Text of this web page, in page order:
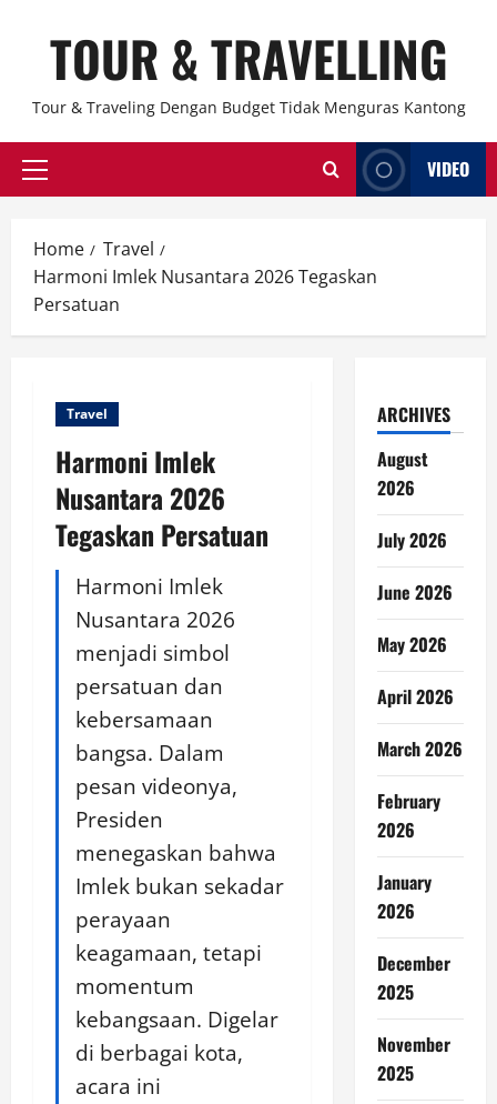
TOUR & TRAVELLING
Tour & Traveling Dengan Budget Tidak Menguras Kantong
Primary
VIDEO
Home
Travel
Harmoni Imlek Nusantara 2026 Tegaskan
Persatuan
Travel
Harmoni Imlek
Nusantara 2026
Tegaskan Persatuan
Harmoni Imlek
Nusantara 2026
menjadi simbol
persatuan dan
kebersamaan
bangsa. Dalam
pesan videonya,
Presiden
menegaskan bahwa
Imlek bukan sekadar
perayaan
keagamaan, tetapi
momentum
kebangsaan. Digelar
di berbagai kota,
acara ini
ARCHIVES
August
2026
July 2026
June 2026
May 2026
April 2026
March 2026
February
2026
January
2026
December
2025
November
2025